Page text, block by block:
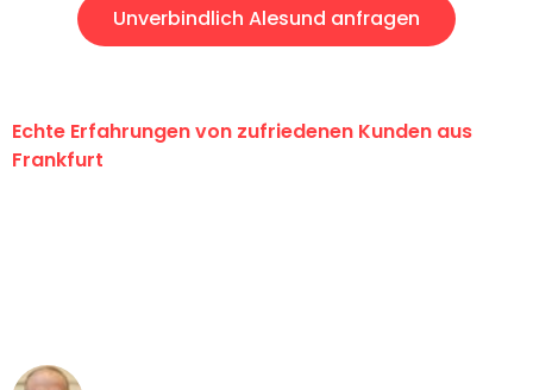
Unverbindlich Alesund anfragen
Echte Erfahrungen von zufriedenen Kunden aus
Frankfurt